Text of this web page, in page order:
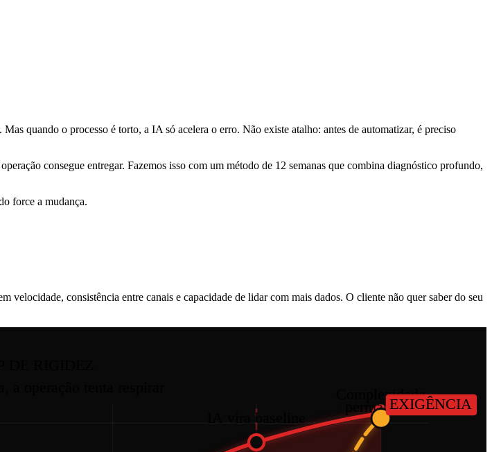
quando o processo é torto, a IA só acelera o erro. Não existe atalho: antes de automatizar, é preciso
consegue entregar. Fazemos isso com um método de 12 semanas que combina diagnóstico profundo,
force a mudança.
velocidade, consistência entre canais e capacidade de lidar com mais dados. O cliente não quer saber do seu
IA vira baseline
Complexidade
permanenteEXIGÊNCIA